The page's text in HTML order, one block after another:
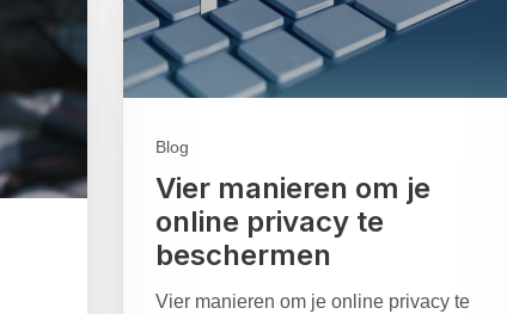
Blog
Vier manieren om je
online privacy te
beschermen
Vier manieren om je online privacy te